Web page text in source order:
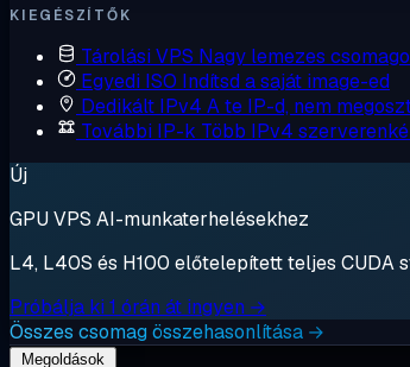
KIEGÉSZÍTŐK
Tárolási VPS Nagy lemezes
Egyedi ISO Indítsd a saját image-ed
Dedikált IPv4 A te IP-d, nem
További IP-k Több IPv4
Új
GPU VPS AI-munkaterhelésekhez
L4, L40S és H100 előtelepített teljes CUDA
Próbálja ki 1 órán át ingyen →
Összes csomag összehasonlítása →